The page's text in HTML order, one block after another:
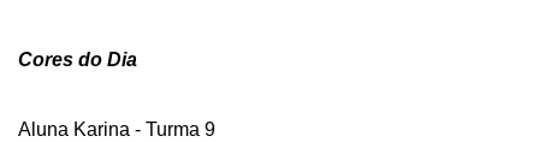
Cores do Dia
Aluna Karina - Turma 9